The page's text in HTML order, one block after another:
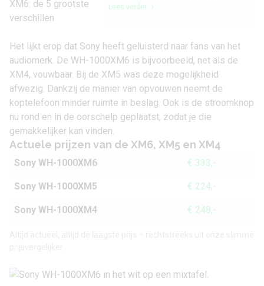
Lees verder
Het lijkt erop dat Sony heeft geluisterd naar fans van het
audiomerk. De WH-1000XM6 is bijvoorbeeld, net als de
XM4, vouwbaar. Bij de XM5 was deze mogelijkheid
afwezig. Dankzij de manier van opvouwen neemt de
koptelefoon minder ruimte in beslag. Ook is de stroomknop
nu rond en in de oorschelp geplaatst, zodat je die
gemakkelijker kan vinden.
Actuele prijzen van de XM6, XM5 en XM4
Sony WH-1000XM6 € 333,-
Sony WH-1000XM5 € 224,-
Sony WH-1000XM4 € 248,-